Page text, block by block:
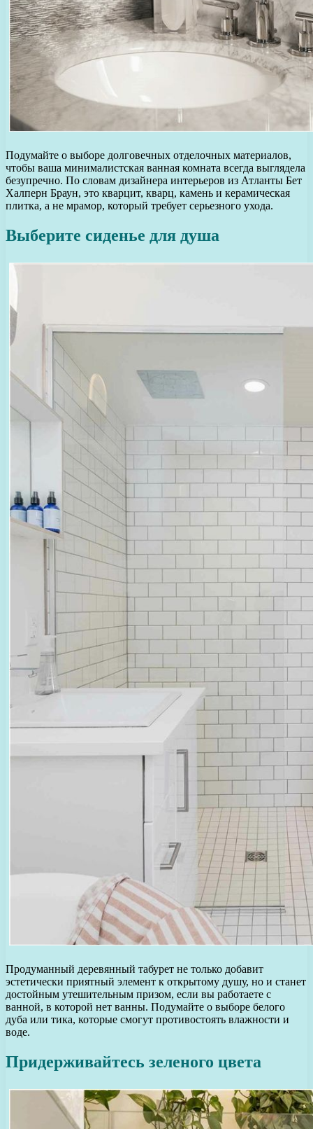
Подумайте о выборе долговечных отделочных материалов,
чтобы ваша минималистская ванная комната всегда выглядела
безупречно. По словам дизайнера интерьеров из Атланты Бет
Халперн Браун, это кварцит, кварц, камень и керамическая
плитка, а не мрамор, который требует серьезного ухода.
Выберите сиденье для душа
Продуманный деревянный табурет не только добавит
эстетически приятный элемент к открытому душу, но и станет
достойным утешительным призом, если вы работаете с
ванной, в которой нет ванны. Подумайте о выборе белого
дуба или тика, которые смогут противостоять влажности и
воде.
Придерживайтесь зеленого цвета